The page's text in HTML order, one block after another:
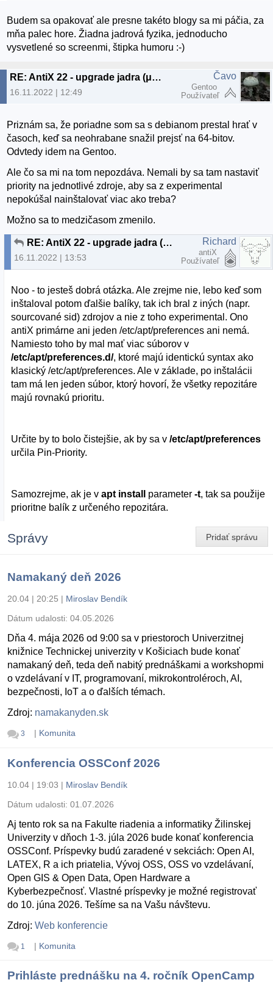
Budem sa opakovať ale presne takéto blogy sa mi páčia, za
mňa palec hore. Žiadna jadrová fyzika, jednoducho
vysvetlené so screenmi, štipka humoru :-)
RE: AntiX 22 - upgrade jadra (μblog)
16.11.2022 | 12:49
Čavo
Gentoo
Používateľ
Priznám sa, že poriadne som sa s debianom prestal hrať v
časoch, keď sa neohrabane snažil prejsť na 64-bitov.
Odvtedy idem na Gentoo.
Ale čo sa mi na tom nepozdáva. Nemali by sa tam nastaviť
priority na jednotlivé zdroje, aby sa z experimental
nepokúšal nainštalovať viac ako treba?
Možno sa to medzičasom zmenilo.
RE: AntiX 22 - upgrade jadra (μblog)
16.11.2022 | 13:53
Richard
antiX
Používateľ
Noo - to jesteš dobrá otázka. Ale zrejme nie, lebo keď som
inštaloval potom ďalšie balíky, tak ich bral z iných (napr.
sourcované sid) zdrojov a nie z toho experimental. Ono
antiX primárne ani jeden /etc/apt/preferences ani nemá.
Namiesto toho by mal mať viac súborov v
/etc/apt/preferences.d/, ktoré majú identickú syntax ako
klasický /etc/apt/preferences. Ale v základe, po inštalácii
tam má len jeden súbor, ktorý hovorí, že všetky repozitáre
majú rovnakú prioritu.
Určite by to bolo čistejšie, ak by sa v/etc/apt/preferences
určila Pin-Priority.
Samozrejme, ak je vapt install parameter -t, tak sa použije
prioritne balík z určeného repozitára.
Pridať správu
Správy
Namakaný deň 2026
20.04 | 20:25 | Miroslav Bendík
Dátum udalosti: 04.05.2026
Dňa 4. mája 2026 od 9:00 sa v priestoroch Univerzitnej
knižnice Technickej univerzity v Košiciach bude konať
namakaný deň, teda deň nabitý prednáškami a workshopmi
o vzdelávaní v IT, programovaní, mikrokontroléroch, AI,
bezpečnosti, IoT a o ďalších témach.
Zdroj: namakanyden.sk
3 | Komunita
Konferencia OSSConf 2026
10.04 | 19:03 | Miroslav Bendík
Dátum udalosti: 01.07.2026
Aj tento rok sa na Fakulte riadenia a informatiky Žilinskej
Univerzity v dňoch 1-3. júla 2026 bude konať konferencia
OSSConf. Príspevky budú zaradené v sekciách: Open AI,
LATEX, R a ich priatelia, Vývoj OSS, OSS vo vzdelávaní,
Open GIS & Open Data, Open Hardware a
Kyberbezpečnosť. Vlastné príspevky je možné registrovať
do 10. júna 2026. Tešíme sa na Vašu návštevu.
Zdroj: Web konferencie
1 | Komunita
Prihláste prednášku na 4. ročník OpenCamp